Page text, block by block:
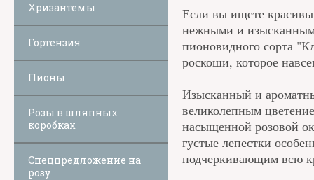
Хризантемы
Гортензия
Пионы
Розы в шляпных
коробках
Спецпредложение на
розу
Если вы ищете
нежными и
пионовидного сорта
роскоши, которое
Изысканный и
великолепным
насыщенной розовой
густые лепестки
подчеркивающим всю